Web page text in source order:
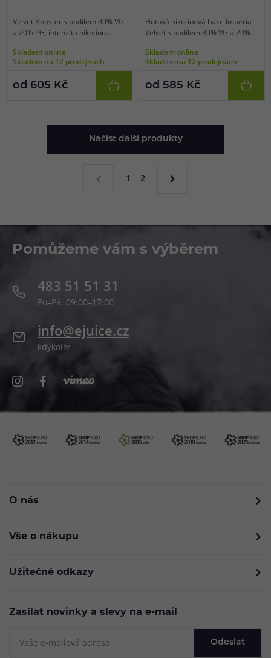
Velvet Booster s podílem 80% VG
a 20% PG, intenzita nikotinu
5x10ml. Neochucená báze s
obsahem nikotinu, která je
liquidů. Booster stačí smíchat s
Skladem online
Skladem na 12 prodejnách
od 605 Kč
Hotová nikotinová báze Imperia
Velvet s podílem 80% VG a 20%
e-cigarety na přímý potah (DL
vaping) a cloud-chasing. Bázi lze
popř. ji ředit beznikotinovou bází.
Skladem online
Skladem na 12 prodejnách
od 585 Kč
Načíst další produkty
1 2
Pomůžeme vám s výběrem
483 51 51 31
Po–Pá: 09:00–17:00
info@ejuice.cz
kdykoliv
O nás
Vše o nákupu
Užitečné odkazy
Zasílat novinky a slevy na e-mail
Odeslat